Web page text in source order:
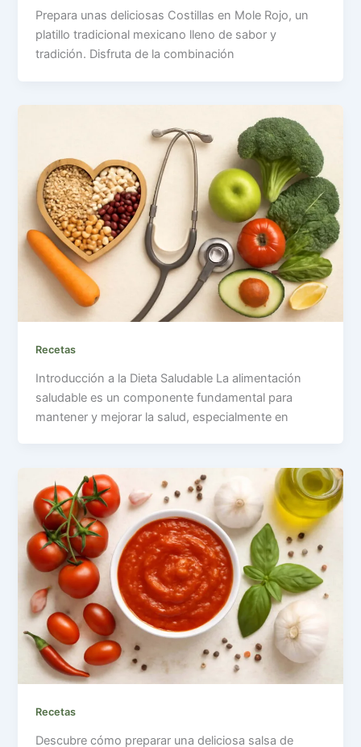
Prepara unas deliciosas Costillas en Mole Rojo, un
platillo tradicional mexicano lleno de sabor y
tradición. Disfruta de la combinación
Recetas
Introducción a la Dieta Saludable La alimentación
saludable es un componente fundamental para
mantener y mejorar la salud, especialmente en
Recetas
Descubre cómo preparar una deliciosa salsa de